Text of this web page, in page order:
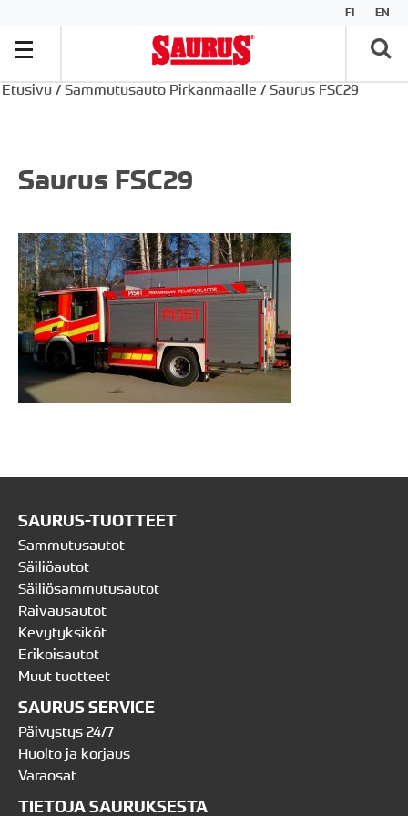
FI EN
Etusivu / Sammutusauto Pirkanmaalle / Saurus FSC29
Saurus FSC29
SAURUS-TUOTTEET
Sammutusautot
Säiliöautot
Säiliösammutusautot
Raivausautot
Kevytyksiköt
Erikoisautot
Muut tuotteet
SAURUS SERVICE
Päivystys 24/7
Huolto ja korjaus
Varaosat
TIETOJA SAURUKSESTA